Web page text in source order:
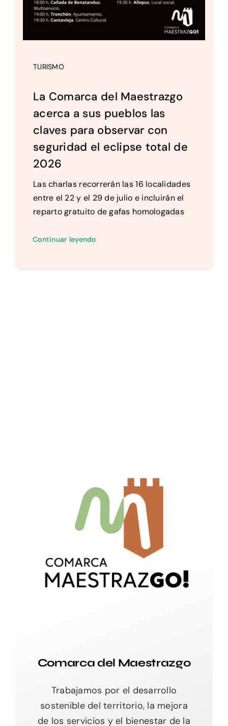
TURISMO
La Comarca del Maestrazgo
acerca a sus pueblos las
claves para observar con
seguridad el eclipse total de
2026
Las charlas recorrerán las 16 localidades
entre el 22 y el 29 de julio e incluirán el
reparto gratuito de gafas homologadas
Continuar leyendo
Comarca del Maestrazgo
Trabajamos por el desarrollo
sostenible del territorio, la mejora
de los servicios y el bienestar de la